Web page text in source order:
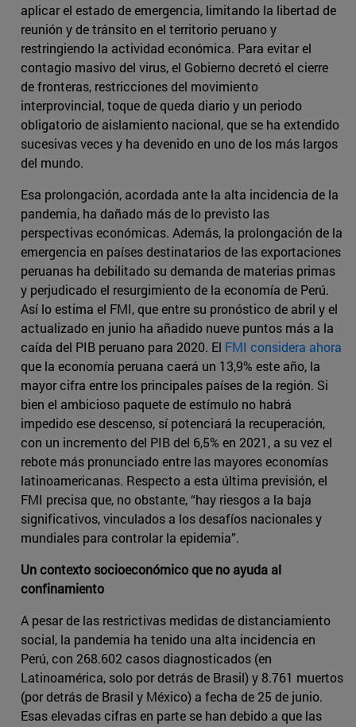
aplicar el estado de emergencia, limitando la libertad de
reunión y de tránsito en el territorio peruano y
restringiendo la actividad económica. Para evitar el
contagio masivo del virus, el Gobierno decretó el cierre
de fronteras, restricciones del movimiento
interprovincial, toque de queda diario y un periodo
obligatorio de aislamiento nacional, que se ha extendido
sucesivas veces y ha devenido en uno de los más largos
del mundo.
Esa prolongación, acordada ante la alta incidencia de la
pandemia, ha dañado más de lo previsto las
perspectivas económicas. Además, la prolongación de la
emergencia en países destinatarios de las exportaciones
peruanas ha debilitado su demanda de materias primas
y perjudicado el resurgimiento de la economía de Perú.
Así lo estima el FMI, que entre su pronóstico de abril y el
actualizado en junio ha añadido nueve puntos más a la
caída del PIB peruano para 2020. El FMI considera ahora
que la economía peruana caerá un 13,9% este año, la
mayor cifra entre los principales países de la región. Si
bien el ambicioso paquete de estímulo no habrá
impedido ese descenso, sí potenciará la recuperación,
con un incremento del PIB del 6,5% en 2021, a su vez el
rebote más pronunciado entre las mayores economías
latinoamericanas. Respecto a esta última previsión, el
FMI precisa que, no obstante, “hay riesgos a la baja
significativos, vinculados a los desafíos nacionales y
mundiales para controlar la epidemia”.
Un contexto socioeconómico que no ayuda al
confinamiento
A pesar de las restrictivas medidas de distanciamiento
social, la pandemia ha tenido una alta incidencia en
Perú, con 268.602 casos diagnosticados (en
Latinoamérica, solo por detrás de Brasil) y 8.761 muertos
(por detrás de Brasil y México) a fecha de 25 de junio.
Esas elevadas cifras en parte se han debido a que las